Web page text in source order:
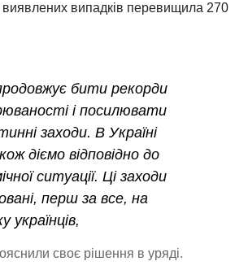
виявлених випадків перевищила 270
бити рекорди
і посилювати
заходи. В Україні
діємо відповідно до
ситуації. Ці заходи
перш за все, на
українців,
своє рішення в уряді.